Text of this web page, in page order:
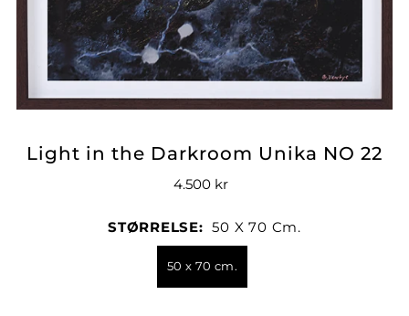
Light in the Darkroom Unika NO 22
4.500 kr
STØRRELSE: 50 X 70 Cm.
50 x 70 cm.